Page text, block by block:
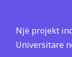
Një projekt
Universitare